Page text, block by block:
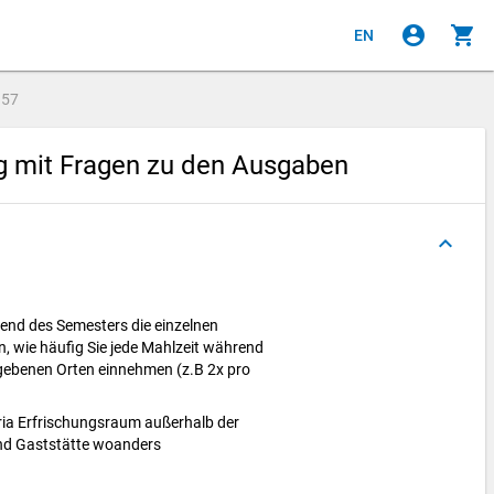
EN account_circle shopping_cart
57
mit Fragen zu den Ausgaben
keyboard_arrow_up
des Semesters die einzelnen
wie häufig Sie jede Mahlzeit während
Orten einnehmen (z.B 2x pro
Erfrischungsraum außerhalb der
Gaststätte woanders